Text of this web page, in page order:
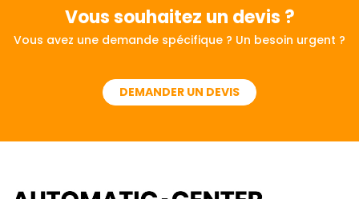
Vous souhaitez un devis ?
Vous avez une demande spécifique ? Un besoin urgent ?
DEMANDER UN DEVIS